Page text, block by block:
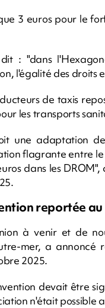
3 euros pour le
: "dans
l'égalité des droits
de taxis
les transports
une adaptation
flagrante entre
dans les
reportée
à venir et de
mer, a
2025.
devait être
n'était possible